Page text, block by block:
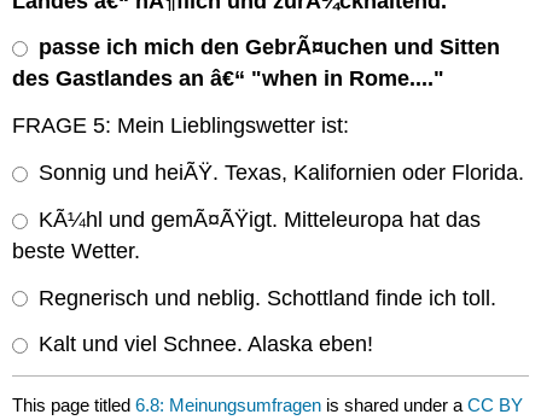
passe ich mich den GebrÃ¤uchen und Sitten
des Gastlandes an â€“ "when in Rome...."
FRAGE 5: Mein Lieblingswetter ist:
Sonnig und heiÃŸ. Texas, Kalifornien oder Florida.
KÃ¼hl und gemÃ¤ÃŸigt. Mitteleuropa hat das
beste Wetter.
Regnerisch und neblig. Schottland finde ich toll.
Kalt und viel Schnee. Alaska eben!
This page titled6.8: Meinungsumfragen is shared under aCC BY